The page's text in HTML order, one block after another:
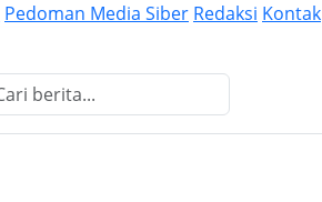
Pedoman Media Siber Redaksi Kontak